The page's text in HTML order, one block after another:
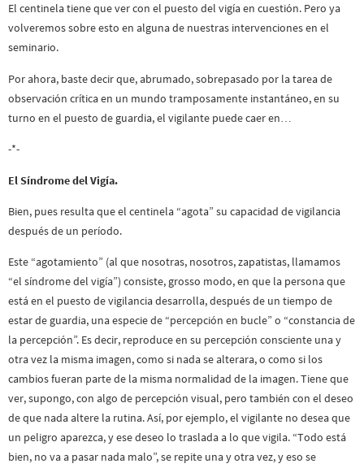
El centinela tiene que ver con el puesto del vigía en cuestión. Pero ya
volveremos sobre esto en alguna de nuestras intervenciones en el
seminario.
Por ahora, baste decir que, abrumado, sobrepasado por la tarea de
observación crítica en un mundo tramposamente instantáneo, en su
turno en el puesto de guardia, el vigilante puede caer en…
-*-
El Síndrome del Vigía.
Bien, pues resulta que el centinela “agota” su capacidad de vigilancia
después de un período.
Este “agotamiento” (al que nosotras, nosotros, zapatistas, llamamos
“el síndrome del vigía”) consiste, grosso modo, en que la persona que
está en el puesto de vigilancia desarrolla, después de un tiempo de
estar de guardia, una especie de “percepción en bucle” o “constancia de
la percepción”. Es decir, reproduce en su percepción consciente una y
otra vez la misma imagen, como si nada se alterara, o como si los
cambios fueran parte de la misma normalidad de la imagen. Tiene que
ver, supongo, con algo de percepción visual, pero también con el deseo
de que nada altere la rutina. Así, por ejemplo, el vigilante no desea que
un peligro aparezca, y ese deseo lo traslada a lo que vigila. “Todo está
bien, no va a pasar nada malo”, se repite una y otra vez, y eso se